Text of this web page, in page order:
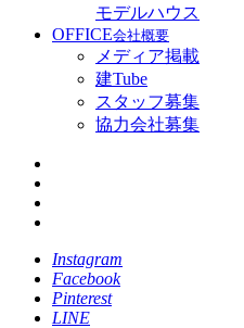
モデルハウス
OFFICE会社概要
メディア掲載
建Tube
スタッフ募集
協力会社募集
Instagram
Facebook
Pinterest
LINE